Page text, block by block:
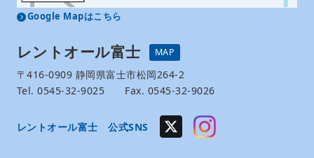
Google Mapはこちら
レントオール富士 MAP
〒416-0909 静岡県富士市松岡264-2
Tel. 0545-32-9025 Fax. 0545-32-9026
レントオール富士 公式SNS